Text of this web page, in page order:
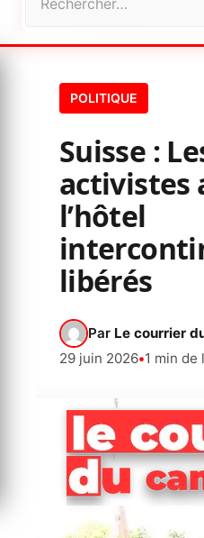
POLITIQUE
Suisse :
activistes
l’hôtel
libérés
Par Le courrier
29 juin 2026•1 min de